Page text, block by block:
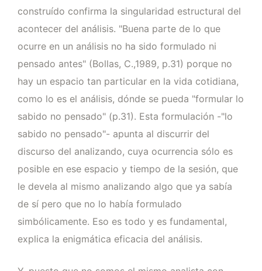
construído confirma la singularidad estructural del
acontecer del análisis. "Buena parte de lo que
ocurre en un análisis no ha sido formulado ni
pensado antes" (Bollas, C.,1989, p.31) porque no
hay un espacio tan particular en la vida cotidiana,
como lo es el análisis, dónde se pueda "formular lo
sabido no pensado" (p.31). Esta formulación -"lo
sabido no pensado"- apunta al discurrir del
discurso del analizando, cuya ocurrencia sólo es
posible en ese espacio y tiempo de la sesión, que
le devela al mismo analizando algo que ya sabía
de sí pero que no lo había formulado
simbólicamente. Eso es todo y es fundamental,
explica la enigmática eficacia del análisis.